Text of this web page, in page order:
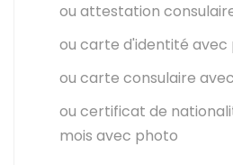
ou attestation
ou carte d'identité avec
ou carte consulaire
ou certificat de
mois avec photo